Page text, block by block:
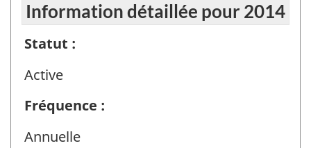
Information détaillée pour 2014
Statut :
Active
Fréquence :
Annuelle